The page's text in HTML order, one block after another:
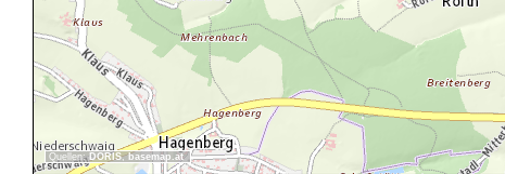
Quellen: DORIS,basemap.at